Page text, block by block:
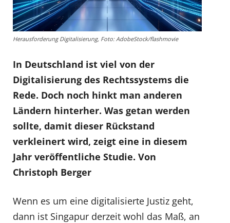
Herausforderung Digitalisierung, Foto: AdobeStock/flashmovie
In Deutschland ist viel von der
Digitalisierung des Rechtssystems die
Rede. Doch noch hinkt man anderen
Ländern hinterher. Was getan werden
sollte, damit dieser Rückstand
verkleinert wird, zeigt eine in diesem
Jahr veröffentliche Studie. Von
Christoph Berger
Wenn es um eine digitalisierte Justiz geht,
dann ist Singapur derzeit wohl das Maß, an